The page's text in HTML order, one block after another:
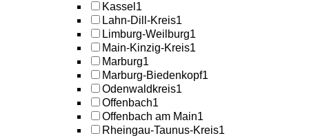
Kassel 1
Lahn-Dill-Kreis1
Limburg-Weilburg1
Main-Kinzig-Kreis1
Marburg1
Marburg-Biedenkopf1
Odenwaldkreis1
Offenbach1
Offenbach am Main1
Rheingau-Taunus-Kreis1